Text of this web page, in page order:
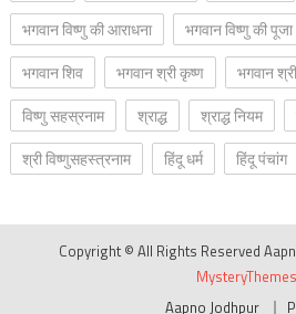
भगवान विष्णु की आराधना
भगवान विष्णु की पूजा
भगवान शिव
भगवान श्री कृष्ण भगवान
विष्णु सहस्रनाम
श्राद्ध श्राद्ध नियम
श्री विष्णुसहस्त्रनाम
हिंदू धर्म हिंदू पंचांग
Copyright © All Rights Reserved
MysteryThemes
Aapno Jodhpur